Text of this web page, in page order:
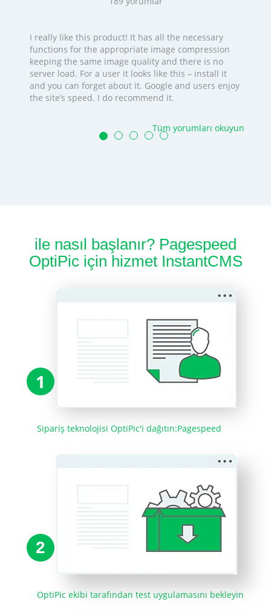
I really like this product! It has all the necessary
functions for the appropriate image compression
keeping the same image quality and there is no
server load. For a user it looks like this – install it
and you can forget about it. Google and users enjoy
the site’s speed. I do recommend it.
Tüm yorumları okuyun
ile nasıl başlanır? Pagespeed
OptiPic için hizmet InstantCMS
1
Sipariş teknolojisi OptiPic'i dağıtın:Pagespeed
2
OptiPic ekibi tarafından test uygulamasını bekleyin